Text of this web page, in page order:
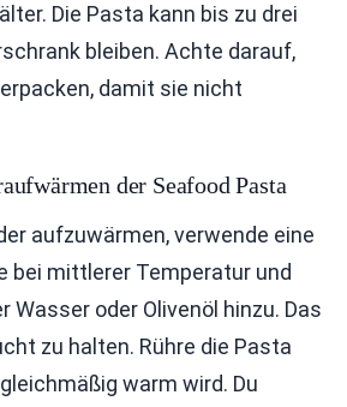
Die Pasta kann bis zu drei
bleiben. Achte darauf,
damit sie nicht
der Seafood Pasta
aufzuwärmen, verwende eine
bei mittlerer Temperatur und
Wasser oder Olivenöl hinzu. Das
zu halten. Rühre die Pasta
warm wird. Du